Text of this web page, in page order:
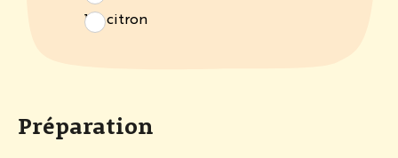
1/2 citron
Préparation